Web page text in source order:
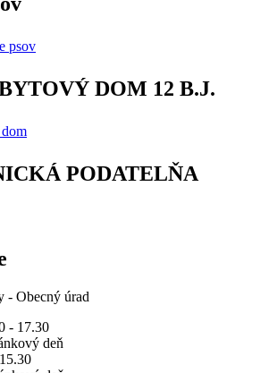
DOM 12 B.J.
PODATELŇA
- Obecný úrad
- 17.30
deň